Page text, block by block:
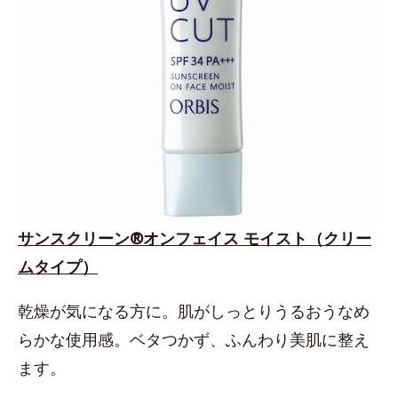
サンスクリーン®オンフェイス モイスト（クリー
ムタイプ）
乾燥が気になる方に。肌がしっとりうるおうなめ
らかな使用感。ベタつかず、ふんわり美肌に整え
ます。